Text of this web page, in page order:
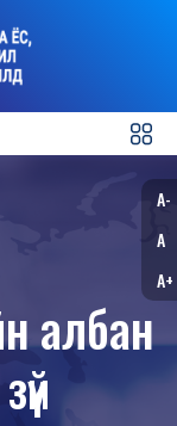
албан
A-
A
A+